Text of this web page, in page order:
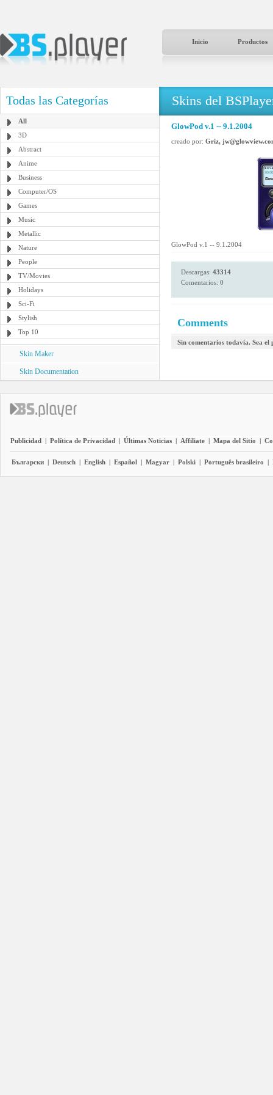
Inicio Productos
Todas las Categorías
All
3D
Abstract
Anime
Business
Computer/OS
Games
Music
Metallic
Nature
People
TV/Movies
Holidays
Sci-Fi
Stylish
Top 10
Skin Maker
Skin Documentation
Skins del
GlowPod v.1 -- 9.1.2004
creado por: Griz,
GlowPod v.1 -- 9.1.2004
Descargas: 43314
Comentarios: 0
Comments
Sin comentarios todavía. Sea
Publicidad | Política de Privacidad | Últimas Noticias | Affiliate | Mapa del Sitio |
Български | Deutsch | English | Español | Magyar | Polski | Português brasileiro |